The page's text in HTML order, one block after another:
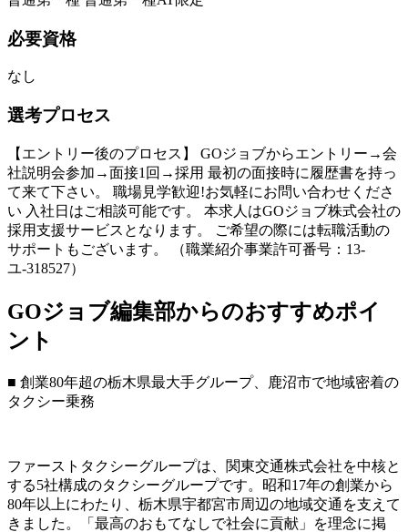
必要資格
なし
選考プロセス
【エントリー後のプロセス】 GOジョブからエントリー→会
社説明会参加→面接1回→採用 最初の面接時に履歴書を持っ
て来て下さい。 職場見学歓迎!お気軽にお問い合わせくださ
い 入社日はご相談可能です。 本求人はGOジョブ株式会社の
採用支援サービスとなります。 ご希望の際には転職活動の
サポートもございます。 （職業紹介事業許可番号：13-
ユ-318527）
GOジョブ編集部からのおすすめポイ
ント
■ 創業80年超の栃木県最大手グループ、鹿沼市で地域密着の
タクシー乗務
ファーストタクシーグループは、関東交通株式会社を中核と
する5社構成のタクシーグループです。昭和17年の創業から
80年以上にわたり、栃木県宇都宮市周辺の地域交通を支えて
きました。「最高のおもてなしで社会に貢献」を理念に掲